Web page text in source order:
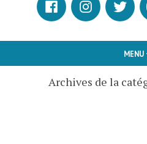
MENU
FacebookInstagram
X
Archives de la